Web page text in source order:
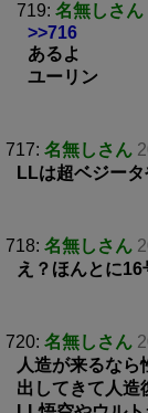
719: 名無しさん
>>716
あるよ
ユーリン
717: 名無しさん
LLは超ベジータ
718: 名無しさん
え？ほんとに16
720: 名無しさん
人造が来るな
出してきて人造